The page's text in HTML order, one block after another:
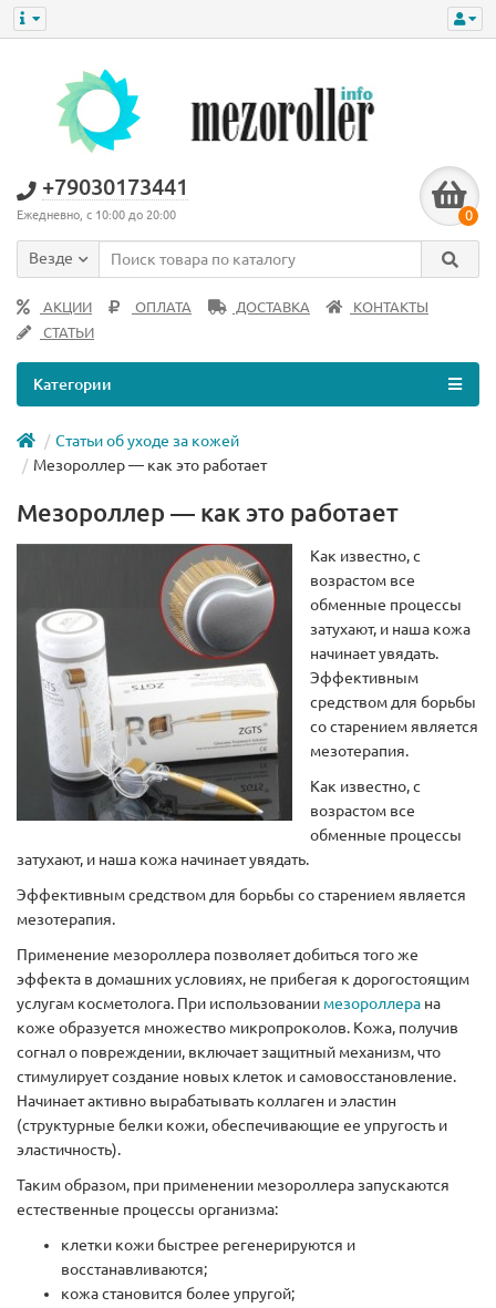
+79030173441
Ежедневно, с 10:00 до 20:00 0
Везде
АКЦИИ ОПЛАТА ДОСТАВКА
КОНТАКТЫ
СТАТЬИ
Категории
Статьи об уходе за кожей
Мезороллер — как это работает
Мезороллер — как это работает
Как известно, с
возрастом все
обменные процессы
затухают, и наша кожа
начинает увядать.
Эффективным
средством для борьбы
со старением является
мезотерапия.
Как известно, с
возрастом все
обменные процессы
затухают, и наша кожа начинает увядать.
Эффективным средством для борьбы со старением является
мезотерапия.
Применение мезороллера позволяет добиться того же
эффекта в домашних условиях, не прибегая к дорогостоящим
услугам косметолога. При использовании мезороллера на
коже образуется множество микропроколов. Кожа, получив
согнал о повреждении, включает защитный механизм, что
стимулирует создание новых клеток и самовосстановление.
Начинает активно вырабатывать коллаген и эластин
(структурные белки кожи, обеспечивающие ее упругость и
эластичность).
Таким образом, при применении мезороллера запускаются
естественные процессы организма:
клетки кожи быстрее регенерируются и
восстанавливаются;
кожа становится более упругой;